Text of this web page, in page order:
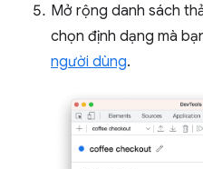
Mở rộng danh sách
chọn định dạng mà
người dùng.